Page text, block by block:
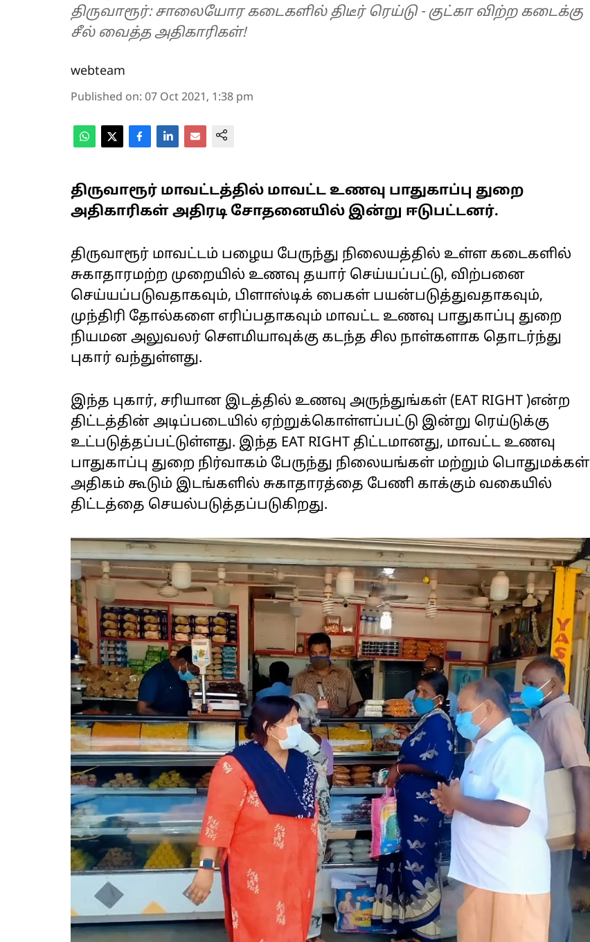
திருவாரூர்: சாலையோர கடைகளில் திடீர் ரெய்டு - குட்கா விற்ற கடைக்கு
சீல் வைத்த அதிகாரிகள்!
webteam
Published on: 07 Oct 2021, 1:38 pm
திருவாரூர் மாவட்டத்தில் மாவட்ட உணவு பாதுகாப்பு துறை
அதிகாரிகள் அதிரடி சோதனையில் இன்று ஈடுபட்டனர்.
திருவாரூர் மாவட்டம் பழைய பேருந்து நிலையத்தில் உள்ள கடைகளில்
சுகாதாரமற்ற முறையில் உணவு தயார் செய்யப்பட்டு, விற்பனை
செய்யப்படுவதாகவும், பிளாஸ்டிக் பைகள் பயன்படுத்துவதாகவும்,
முந்திரி தோல்களை எரிப்பதாகவும் மாவட்ட உணவு பாதுகாப்பு துறை
நியமன அலுவலர் சௌமியாவுக்கு கடந்த சில நாள்களாக தொடர்ந்து
புகார் வந்துள்ளது.
இந்த புகார், சரியான இடத்தில் உணவு அருந்துங்கள் (EAT RIGHT )என்ற
திட்டத்தின் அடிப்படையில் ஏற்றுக்கொள்ளப்பட்டு இன்று ரெய்டுக்கு
உட்படுத்தப்பட்டுள்ளது. இந்த EAT RIGHT திட்டமானது, மாவட்ட உணவு
பாதுகாப்பு துறை நிர்வாகம் பேருந்து நிலையங்கள் மற்றும் பொதுமக்கள்
அதிகம் கூடும் இடங்களில் சுகாதாரத்தை பேணி காக்கும் வகையில்
திட்டத்தை செயல்படுத்தப்படுகிறது.